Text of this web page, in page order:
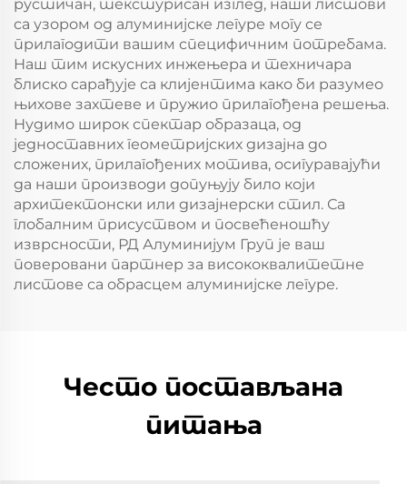
рустичан, текстурисан изглед, наши листови
са узором од алуминијске легуре могу се
прилагодити вашим специфичним потребама.
Наш тим искусних инжењера и техничара
блиско сарађује са клијентима како би разумео
њихове захтеве и пружио прилагођена решења.
Нудимо широк спектар образаца, од
једноставних геометријских дизајна до
сложених, прилагођених мотива, осигуравајући
да наши производи допуњују било који
архитектонски или дизајнерски стил. Са
глобалним присуством и посвећеношћу
изврсности, РД Алуминијум Груп је ваш
поверовани партнер за висококвалитетне
листове са обрасцем алуминијске легуре.
Често постављана
питања